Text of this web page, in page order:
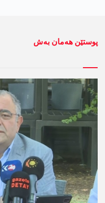
پوستێن ھەمان بەش